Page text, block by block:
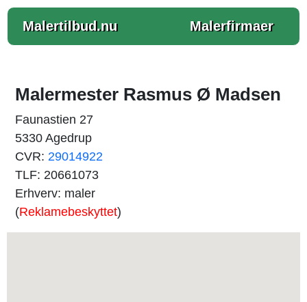
Malertilbud.nu Malerfirmaer
Malermester Rasmus Ø Madsen
Faunastien 27
5330 Agedrup
CVR: 29014922
TLF: 20661073
Erhverv: maler
(Reklamebeskyttet)